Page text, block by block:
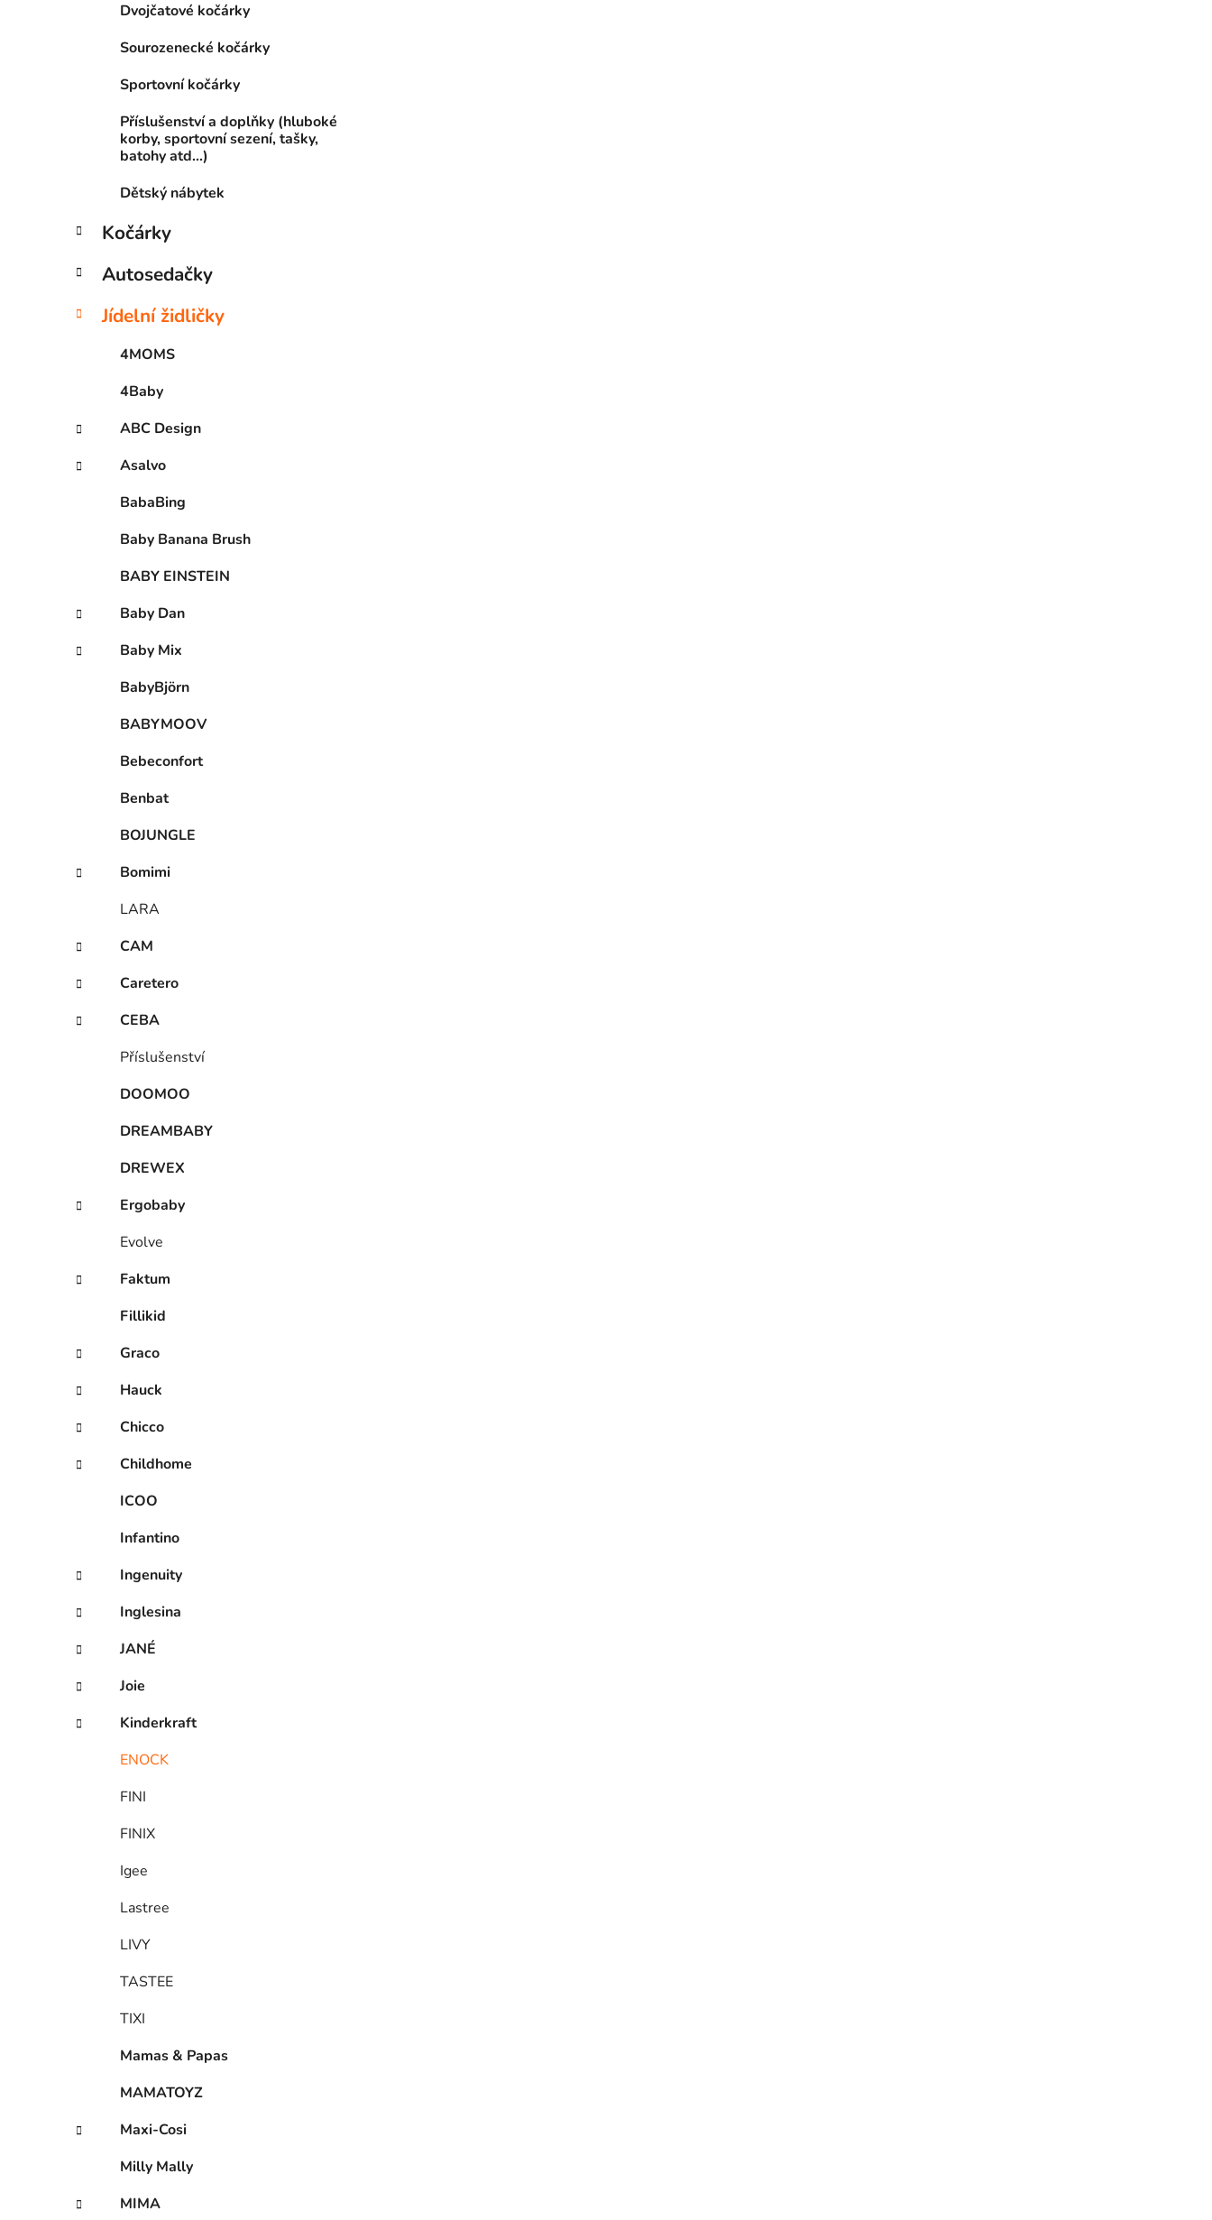
Dvojčatové kočárky
Sourozenecké kočárky
Sportovní kočárky
Příslušenství a doplňky (hluboké
korby, sportovní sezení, tašky,
batohy atd...)
Dětský nábytek
Kočárky
Autosedačky
Jídelní židličky
4MOMS
4Baby
ABC Design
Asalvo
BabaBing
Baby Banana Brush
BABY EINSTEIN
Baby Dan
Baby Mix
BabyBjörn
BABYMOOV
Bebeconfort
Benbat
BOJUNGLE
Bomimi
LARA
CAM
Caretero
CEBA
Příslušenství
DOOMOO
DREAMBABY
DREWEX
Ergobaby
Evolve
Faktum
Fillikid
Graco
Hauck
Chicco
Childhome
ICOO
Infantino
Ingenuity
Inglesina
JANÉ
Joie
Kinderkraft
ENOCK
FINI
FINIX
Igee
Lastree
LIVY
TASTEE
TIXI
Mamas & Papas
MAMATOYZ
Maxi-Cosi
Milly Mally
MIMA